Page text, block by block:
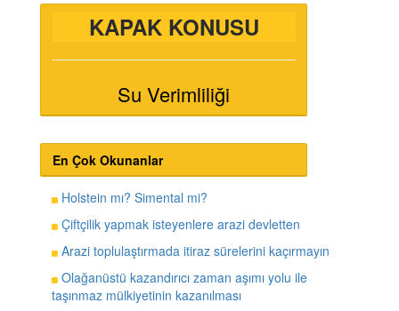
KAPAK KONUSU
Su Verimliliği
En Çok Okunanlar
Holstein mı? Simental mi?
Çiftçilik yapmak isteyenlere arazi devletten
Arazi toplulaştırmada itiraz sürelerini kaçırmayın
Olağanüstü kazandırıcı zaman aşımı yolu ile
taşınmaz mülkiyetinin kazanılması